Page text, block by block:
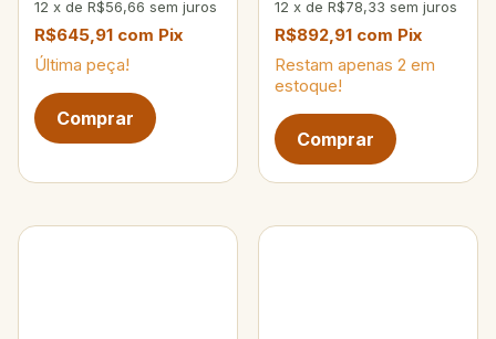
12 x de R$56,66 sem juros
R$645,91 com Pix
Última peça!
12 x de R$78,33 sem juros
R$892,91 com Pix
Restam apenas 2 em
estoque!